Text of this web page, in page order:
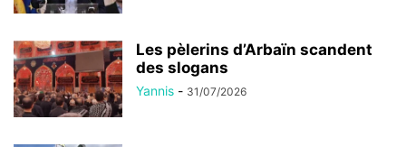
Les pèlerins d’Arbaïn scandent
des slogans
Yannis - 31/07/2026